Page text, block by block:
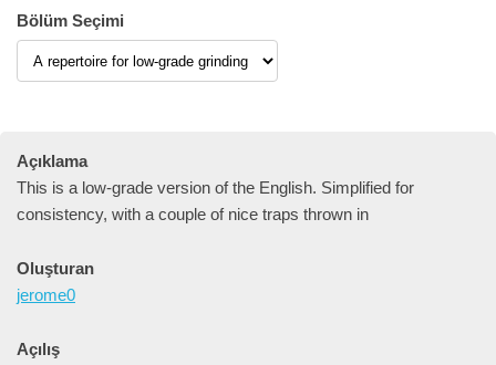
Bölüm Seçimi
Açıklama
This is a low-grade version of the English. Simplified for
consistency, with a couple of nice traps thrown in
Oluşturan
jerome0
Açılış